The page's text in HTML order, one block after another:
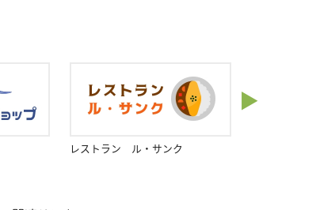
レストラン ル・サンク
▶